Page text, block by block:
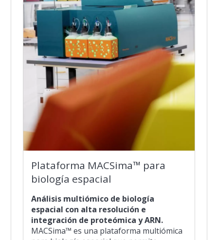
Plataforma MACSima™ para
biología espacial
Análisis multiómico de biología
espacial con alta resolución e
integración de proteómica y ARN.
MACSima™ es una plataforma multiómica